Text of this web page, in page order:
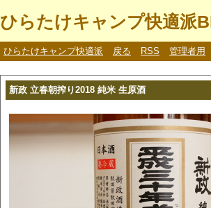
ひらたけキャンプ快適派
ひらたけキャンプ快適派 戻る RSS 管理者用
新政 立春朝搾り2018 純米 生原酒